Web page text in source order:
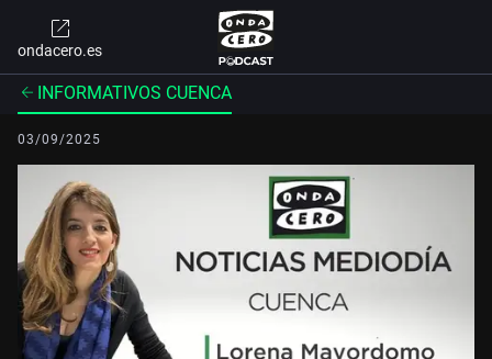
ondacero.es
INFORMATIVOS CUENCA
03/09/2025